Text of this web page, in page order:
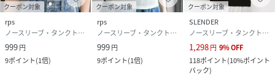
クーポン対象
rps
ノースリーブ・タンクトップ
999円
9ポイント(1倍)
クーポン対象
rps
ノースリーブ・タンクトップ
999円
9ポイント(1倍)
クーポン対象
SLENDER
ノースリーブ・タンクトップ
1,298円 9%OFF
118ポイント(10%ポイント
バック)